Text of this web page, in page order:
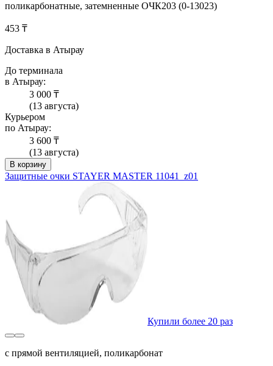
поликарбонатные, затемненные ОЧК203 (0-13023)
453 ₸
Доставка в Атырау
До терминала
в Атырау:
3 000 ₸
(13 августа)
Курьером
по Атырау:
3 600 ₸
(13 августа)
В корзину
Защитные очки STAYER MASTER 11041_z01
Купили более 20 раз
с прямой вентиляцией, поликарбонат